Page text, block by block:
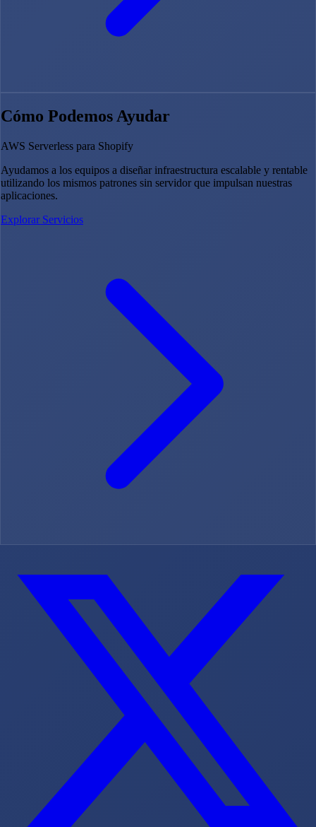
Cómo Podemos Ayudar
AWS Serverless para Shopify
Ayudamos a los equipos a diseñar infraestructura escalable y rentable
utilizando los mismos patrones sin servidor que impulsan nuestras
aplicaciones.
Explorar Servicios